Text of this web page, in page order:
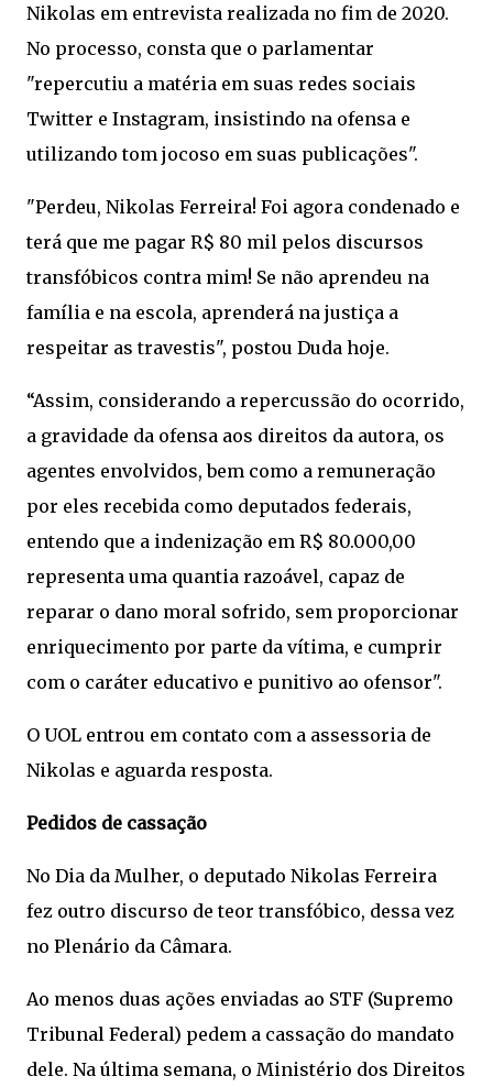
Nikolas em entrevista realizada no fim de 2020.
No processo, consta que o parlamentar
"repercutiu a matéria em suas redes sociais
Twitter e Instagram, insistindo na ofensa e
utilizando tom jocoso em suas publicações".
"Perdeu, Nikolas Ferreira! Foi agora condenado e
terá que me pagar R$ 80 mil pelos discursos
transfóbicos contra mim! Se não aprendeu na
família e na escola, aprenderá na justiça a
respeitar as travestis", postou Duda hoje.
“Assim, considerando a repercussão do ocorrido,
a gravidade da ofensa aos direitos da autora, os
agentes envolvidos, bem como a remuneração
por eles recebida como deputados federais,
entendo que a indenização em R$ 80.000,00
representa uma quantia razoável, capaz de
reparar o dano moral sofrido, sem proporcionar
enriquecimento por parte da vítima, e cumprir
com o caráter educativo e punitivo ao ofensor".
O UOL entrou em contato com a assessoria de
Nikolas e aguarda resposta.
Pedidos de cassação
No Dia da Mulher, o deputado Nikolas Ferreira
fez outro discurso de teor transfóbico, dessa vez
no Plenário da Câmara.
Ao menos duas ações enviadas ao STF (Supremo
Tribunal Federal) pedem a cassação do mandato
dele. Na última semana, o Ministério dos Direitos